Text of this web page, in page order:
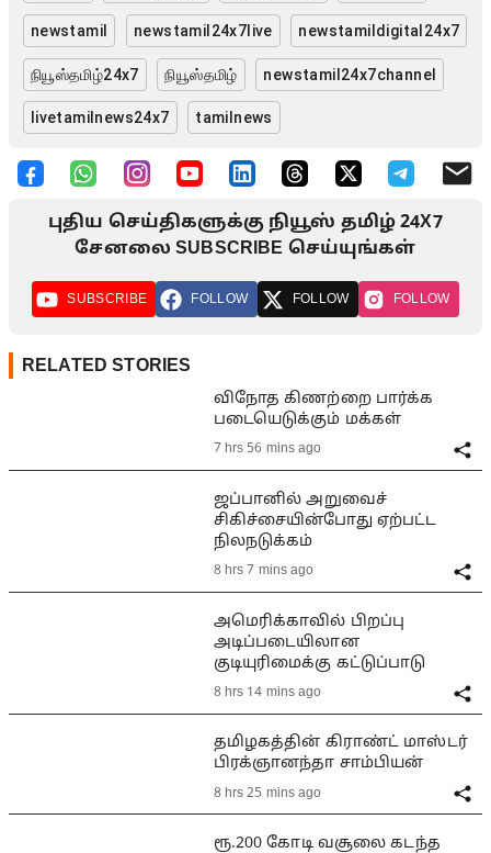
newstamil newstamil24x7live newstamildigital24x7
நியூஸ்தமிழ்24x7 நியூஸ்தமிழ் newstamil24x7channel
livetamilnews24x7 tamilnews
புதிய செய்திகளுக்கு நியூஸ் தமிழ் 24X7
சேனலை SUBSCRIBE செய்யுங்கள்
SUBSCRIBE FOLLOW FOLLOW FOLLOW
RELATED STORIES
விநோத கிணற்றை பார்க்க
படையெடுக்கும் மக்கள்
7 hrs 56 mins ago
ஜப்பானில் அறுவைச்
சிகிச்சையின்போது ஏற்பட்ட
நிலநடுக்கம்
8 hrs 7 mins ago
அமெரிக்காவில் பிறப்பு
அடிப்படையிலான
குடியுரிமைக்கு கட்டுப்பாடு
8 hrs 14 mins ago
தமிழகத்தின் கிராண்ட் மாஸ்டர்
பிரக்ஞானந்தா சாம்பியன்
8 hrs 25 mins ago
ரூ.200 கோடி வசூலை கடந்த